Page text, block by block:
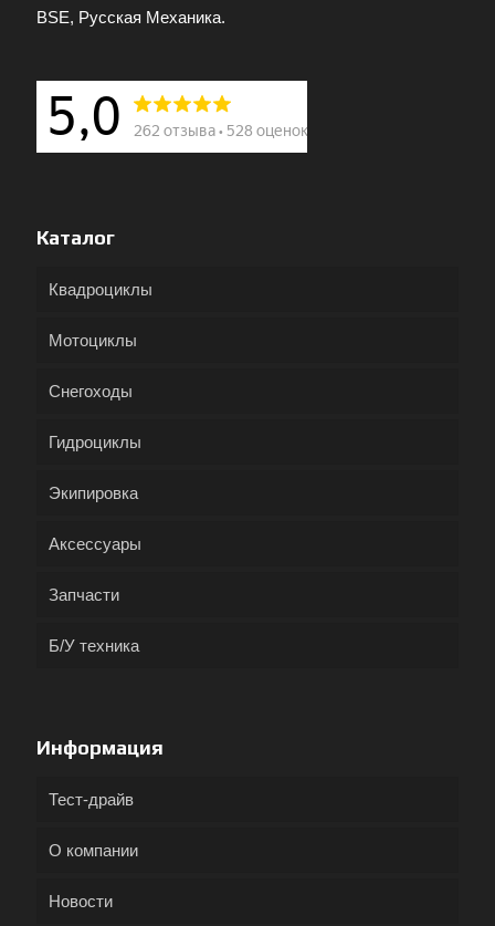
BSE, Русская Механика.
Каталог
Квадроциклы
Мотоциклы
Снегоходы
Гидроциклы
Экипировка
Аксессуары
Запчасти
Б/У техника
Информация
Тест-драйв
О компании
Новости